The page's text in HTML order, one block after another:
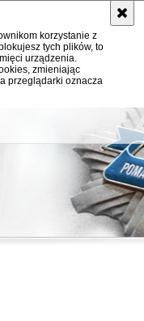
korzystanie z
tych plików, to
urządzenia.
zmieniając
przeglądarki oznacza